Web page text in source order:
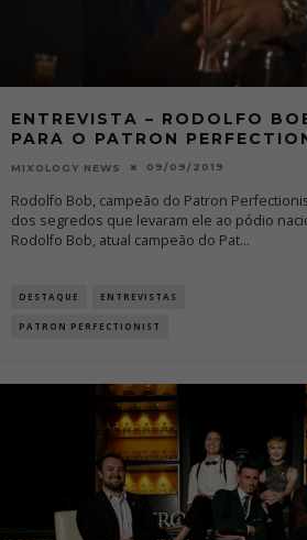
ENTREVISTA – RODOLFO
PARA O PATRON
MIXOLOGY NEWS 09/09/2019
Rodolfo Bob, campeão do Patron
dos segredos que levaram ele ao pódio
Rodolfo Bob, atual campeão do Pat...
DESTAQUE ENTREVISTAS
PATRON PERFECTIONIST